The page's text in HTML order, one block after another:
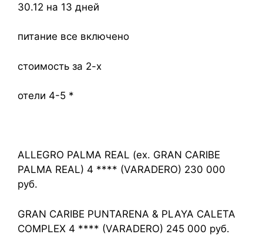
30.12 на 13 дней
питание все включено
стоимость за 2-х
отели 4-5 *
ALLEGRO PALMA REAL (ex. GRAN CARIBE
PALMA REAL) 4 **** (VARADERO) 230 000
руб.
GRAN CARIBE PUNTARENA & PLAYA CALETA
COMPLEX 4 **** (VARADERO) 245 000 руб.